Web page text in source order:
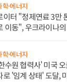
학·에너지
이터 "정제연료 3만
이동", 우크라이나
학·에너지
수원 협력사' 미국
로 '임계 상태' 도달,